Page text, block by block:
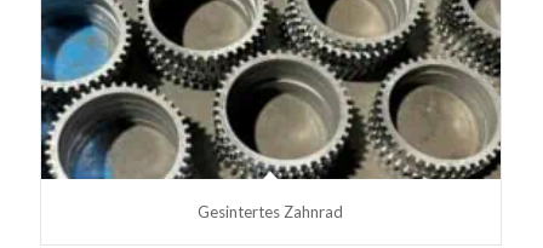
Gesintertes Zahnrad